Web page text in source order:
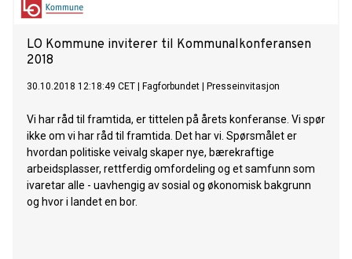
LO Kommune inviterer til Kommunalkonferansen
2018
30.10.2018 12:18:49 CET Fagforbundet Presseinvitasjon
Vi har råd til framtida, er tittelen på årets konferanse. Vi spør
ikke om vi har råd til framtida. Det har vi. Spørsmålet er
hvordan politiske veivalg skaper nye, bærekraftige
arbeidsplasser, rettferdig omfordeling og et samfunn som
ivaretar alle - uavhengig av sosial og økonomisk bakgrunn
og hvor i landet en bor.